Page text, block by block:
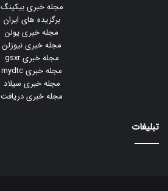
مجله خبری بیکینگ
برگزیده های ایران
مجله خبری یولن
مجله خبری نیوزلن
مجله خبری gsxr
مجله خبری mydtc
مجله خبری سیلاد
مجله خبری دریافت
تبلیغات